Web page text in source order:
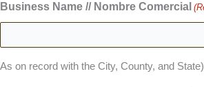
Business Name // Nombre Comercial
As on record with the City, County, and